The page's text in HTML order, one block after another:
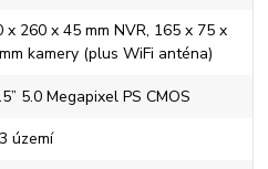
x 260 x 45 mm NVR, 165 x 75 x
kamery (plus WiFi anténa)
5.0 Megapixel PS CMOS
území